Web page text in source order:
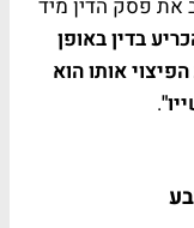
את פסק הדין מיד
בדין באופן
אותו הוא
.